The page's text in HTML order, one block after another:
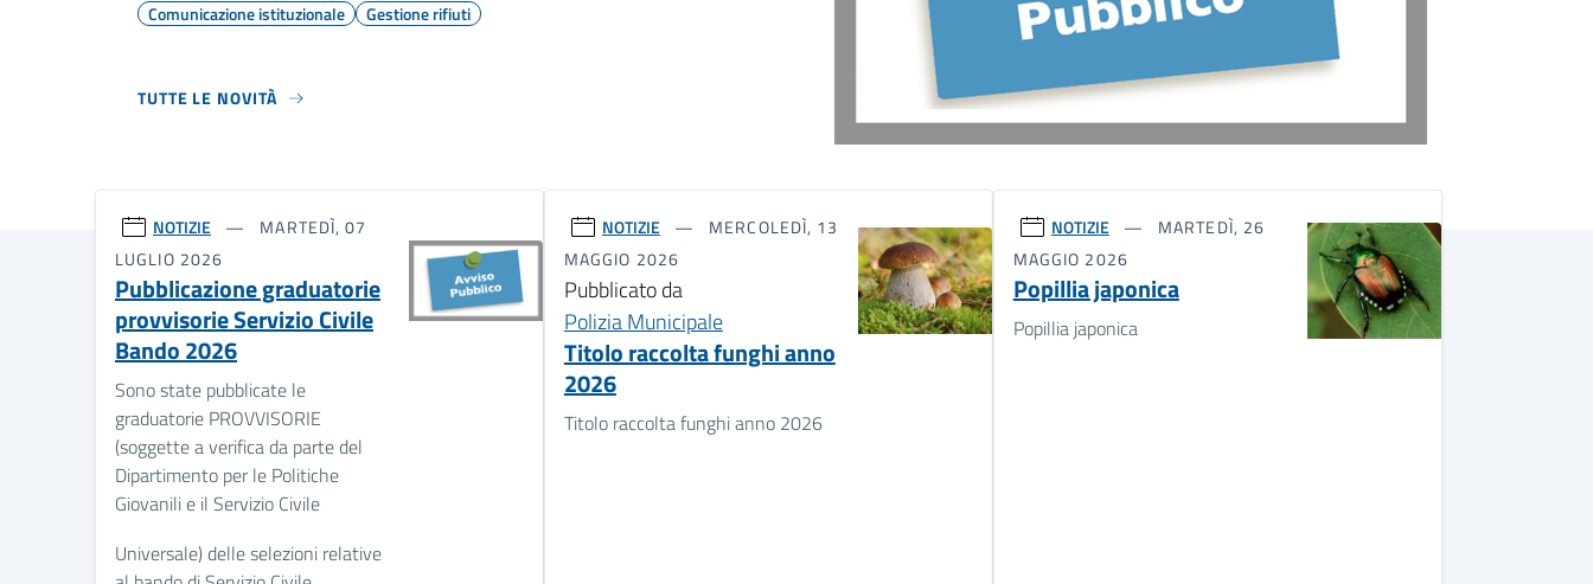
Comunicazione istituzionale Gestione rifiuti
TUTTE LE NOVITÀ
NOTIZIE
MARTEDÌ, 07
LUGLIO 2026
Pubblicazione graduatorie
provvisorie Servizio Civile
Bando 2026
Sono state pubblicate le
graduatorie PROVVISORIE
(soggette a verifica da parte del
Dipartimento per le Politiche
Giovanili e il Servizio Civile
Universale) delle selezioni relative
NOTIZIE
MERCOLEDÌ, 13
MAGGIO 2026
Pubblicato da
Polizia Municipale
Titolo raccolta funghi anno
2026
Titolo raccolta funghi anno 2026
NOTIZIE
MARTEDÌ, 26
MAGGIO 2026
Popillia japonica
Popillia japonica